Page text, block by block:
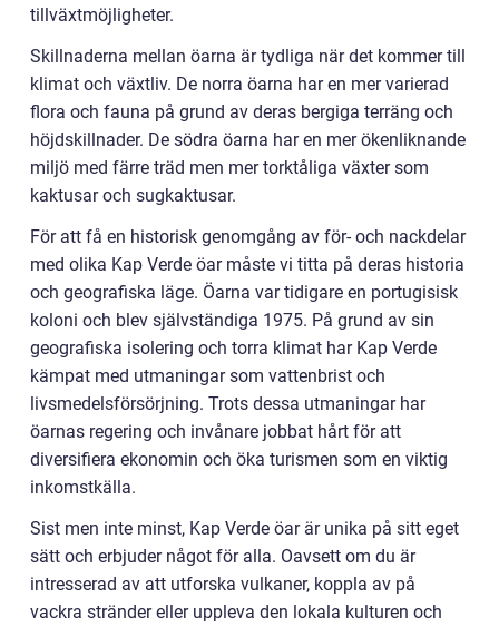
tillväxtmöjligheter.
Skillnaderna mellan öarna är tydliga när det kommer till
klimat och växtliv. De norra öarna har en mer varierad
flora och fauna på grund av deras bergiga terräng och
höjdskillnader. De södra öarna har en mer ökenliknande
miljö med färre träd men mer torktåliga växter som
kaktusar och sugkaktusar.
För att få en historisk genomgång av för- och nackdelar
med olika Kap Verde öar måste vi titta på deras historia
och geografiska läge. Öarna var tidigare en portugisisk
koloni och blev självständiga 1975. På grund av sin
geografiska isolering och torra klimat har Kap Verde
kämpat med utmaningar som vattenbrist och
livsmedelsförsörjning. Trots dessa utmaningar har
öarnas regering och invånare jobbat hårt för att
diversifiera ekonomin och öka turismen som en viktig
inkomstkälla.
Sist men inte minst, Kap Verde öar är unika på sitt eget
sätt och erbjuder något för alla. Oavsett om du är
intresserad av att utforska vulkaner, koppla av på
vackra stränder eller uppleva den lokala kulturen och